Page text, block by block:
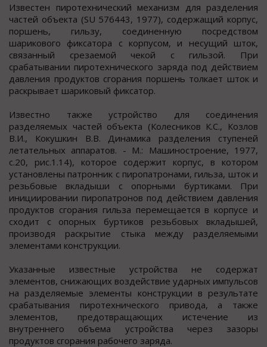
Известен пиротехнический механизм для разделения
частей объекта (SU 576443, 1977), содержащий корпус,
поршень, гильзу, соединенную посредством
шарикового фиксатора с корпусом, и несущий шток,
связанный срезаемой чекой с гильзой. При
срабатывании пиротехнического заряда под действием
давления продуктов сгорания поршень толкает шток и
раскрывает шариковый фиксатор.
Известно также устройство для соединения
разделяемых частей объекта (Колесников К.С., Козлов
В.И., Кокушкин В.В. Динамика разделения ступеней
летательных аппаратов. - М.: Машиностроение, 1977,
с.20, рис.1.14), которое содержит корпус, в котором
установлены патронник с пиропатронами, гильза, шток и
резьбовые вкладыши с опорными буртиками. При
инициировании пиропатронов под действием давления
продуктов сгорания гильза перемещается в корпусе и
сходит с опорных буртиков резьбовых вкладышей,
производя раскрытие стыка между разделяемыми
элементами конструкции.
Указанные известные устройства не содержат
элементов, снижающих воздействие ударных импульсов
на разделяемые элементы конструкции в результате
срабатывания пиротехнического привода, а также
элементов, предотвращающих истечение из
внутреннего объема устройства через зазоры
продуктов сгорания рабочего заряда.